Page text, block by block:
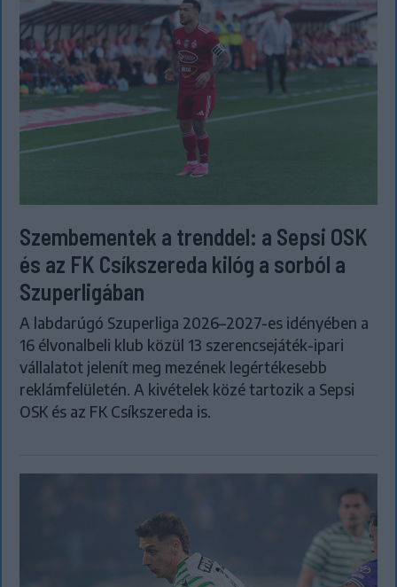
Szembementek a trenddel: a Sepsi OSK
és az FK Csíkszereda kilóg a sorból a
Szuperligában
A labdarúgó Szuperliga 2026–2027-es idényében a
16 élvonalbeli klub közül 13 szerencsejáték-ipari
vállalatot jelenít meg mezének legértékesebb
reklámfelületén. A kivételek közé tartozik a Sepsi
OSK és az FK Csíkszereda is.